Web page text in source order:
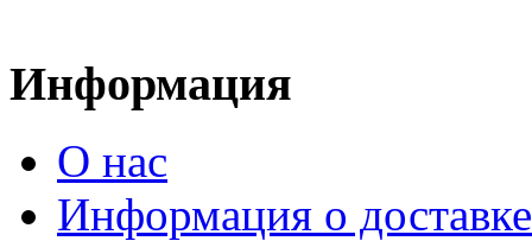
Информация
О нас
Информация о доставке